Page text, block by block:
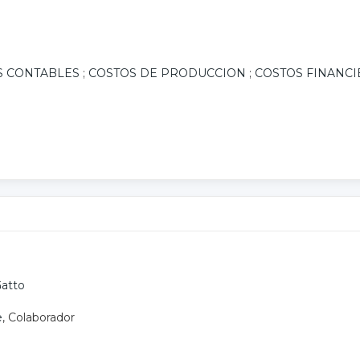
CONTABLES ; COSTOS DE PRODUCCION ; COSTOS
, Colaborador